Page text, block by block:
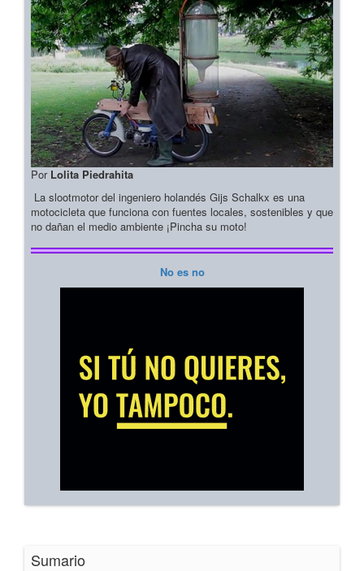
Por Lolita Piedrahita
La slootmotor del ingeniero holandés Gijs Schalkx es una
motocicleta que funciona con fuentes locales, sostenibles y que
no dañan el medio ambiente ¡Pincha su moto!
No es no
Sumario